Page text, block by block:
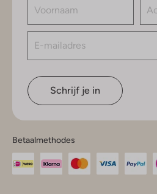
Schrijf je in
Betaalmethodes